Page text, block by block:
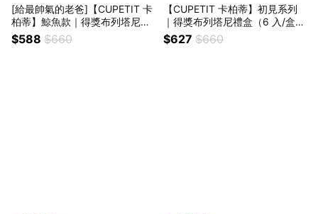
[給最帥氣的老爸]【CUPETIT 卡
柏蒂】鯨魚款｜得獎布列塔尼禮
盒（6 入/盒）(可常溫保存，送
禮收禮都方便！不怕冰箱被塞爆)
$588 $660
【CUPETIT 卡柏蒂】初見系列
｜得獎布列塔尼禮盒（6 入/盒）
(可常溫保存，送禮收禮都方便！
不怕冰箱被塞爆)｜彌月禮/伴手
$627 $660